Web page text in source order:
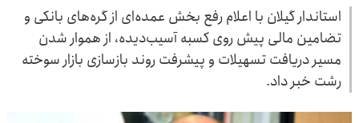
استاندار گیلان با اعلام رفع بخش عمده‌ای از گره‌های بانکی و
تضامین مالی پیش روی کسبه‌ آسیب‌دیده، از هموار شدن
مسیر دریافت تسهیلات و پیشرفت روند بازسازی بازار سوخته
رشت خبر داد.